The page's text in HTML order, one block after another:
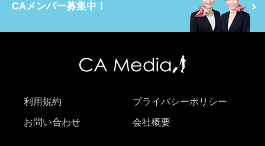
CAメンバー募集中！
利用規約 プライバシーポリシー
お問い合わせ 会社概要